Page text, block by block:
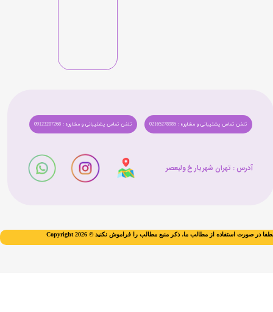
تلفن تماس پشتیبانی و مشاوره : 09123207268 تلفن تماس پشتیبانی و مشاوره : 02165278985
آدرس : تهران شهریار خ ولیعصر​​​​​​​